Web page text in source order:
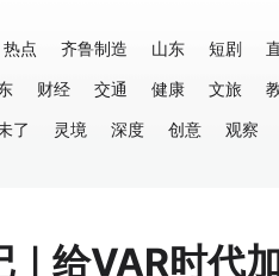
热点 齐鲁制造 山东 短剧
财经 交通 健康 文旅
了 灵境 深度 创意 观察
｜给VAR时代